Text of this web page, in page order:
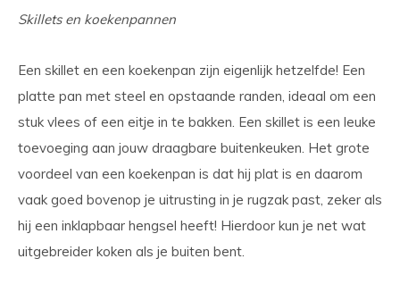
Skillets en koekenpannen
Een skillet en een koekenpan zijn eigenlijk hetzelfde! Een
platte pan met steel en opstaande randen, ideaal om een
stuk vlees of een eitje in te bakken. Een skillet is een leuke
toevoeging aan jouw draagbare buitenkeuken. Het grote
voordeel van een koekenpan is dat hij plat is en daarom
vaak goed bovenop je uitrusting in je rugzak past, zeker als
hij een inklapbaar hengsel heeft! Hierdoor kun je net wat
uitgebreider koken als je buiten bent.